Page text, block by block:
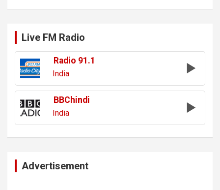
Live FM Radio
Radio 91.1
India
BBChindi
India
Advertisement